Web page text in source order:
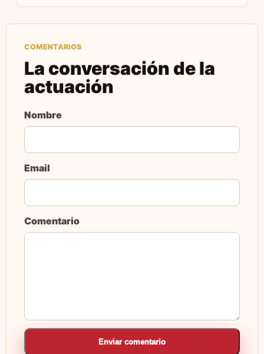
COMENTARIOS
La conversación de la
actuación
Nombre
Email
Comentario
Enviar comentario